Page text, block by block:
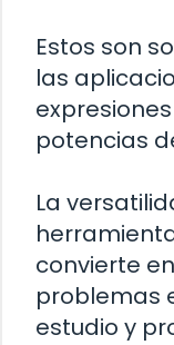
Estos son
las
potencias
La
convierte
problemas
estudio y